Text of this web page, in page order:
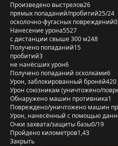
Произведено выстрелов26
прямых попаданий/пробитий25/24
осколочно-фугасных повреждений0
Нанесение урона5527
с дистанции свыше 300 м248
Получено попаданий15
пробитий3
не нанёсших урон6
Получено попаданий осколками6
Урон, заблокированный бронёй420
Урон союзникам (уничтожено/
Обнаружено машин противника1
Повреждено/уничтожено машин
Урон, нанесённый с помощью
Очки захвата/защиты базы0/19
Пройдено километров1,43
Закрыть